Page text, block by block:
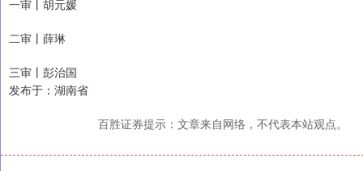
一审丨胡元媛
二审丨薛琳
三审丨彭治国
发布于：湖南省
百胜证券提示：文章来自网络，不代表本站观点。